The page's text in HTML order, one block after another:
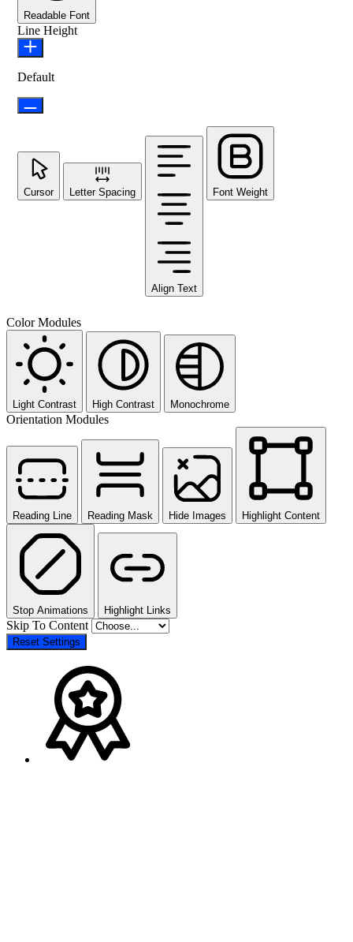
Readable Font
Line Height
Default
Cursor Letter Spacing
Align Text
Font Weight
Color Modules
Light Contrast High Contrast Monochrome
Orientation Modules
Reading Line Reading Mask Hide Images Highlight Content
Stop Animations Highlight Links
Skip To Content
Reset Settings